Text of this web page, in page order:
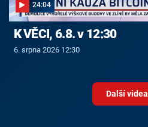
24:04
K VĚCI, 6.8. v 12:30
6. srpna 2026 12:30
Další videa